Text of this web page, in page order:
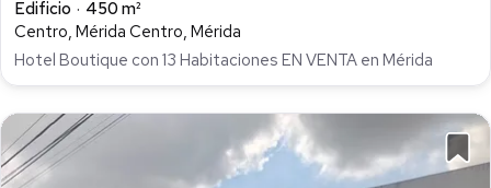
Edificio
450 m²
Centro, Mérida Centro, Mérida
Hotel Boutique con 13 Habitaciones EN VENTA en Mérida